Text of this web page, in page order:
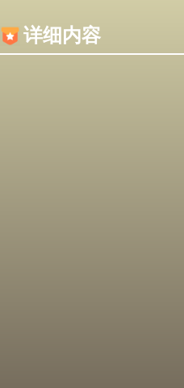
详细内容